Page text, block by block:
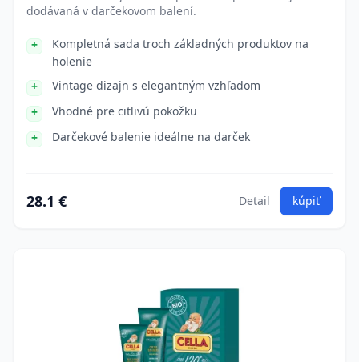
dodávaná v darčekovom balení.
Kompletná sada troch základných produktov na
holenie
Vintage dizajn s elegantným vzhľadom
Vhodné pre citlivú pokožku
Darčekové balenie ideálne na darček
28.1 € Detail kúpiť